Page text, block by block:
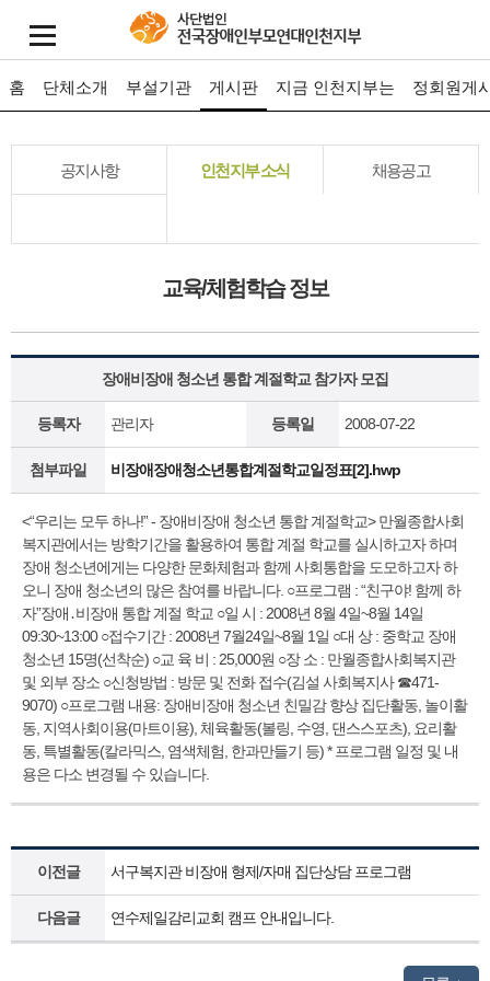
홈 단체소개 부설기관 게시판 지금 인천지부는 정회원게
공지사항 인천지부 소식 채용공고
교육/체험학습 정보
장애비장애 청소년 통합 계절학교 참가자 모집
등록자 관리자 등록일 2008-07-22
첨부파일 비장애장애청소년통합계절학교일정표[2].hwp
<“우리는 모두 하나!” - 장애비장애 청소년 통합 계절학교> 만월종합사회
복지관에서는 방학기간을 활용하여 통합 계절 학교를 실시하고자 하며
장애 청소년에게는 다양한 문화체험과 함께 사회통합을 도모하고자 하
오니 장애 청소년의 많은 참여를 바랍니다. ○프로그램 : “친구야! 함께 하
자”장애․비장애 통합 계절 학교 ○일 시 : 2008년 8월 4일~8월 14일
09:30~13:00 ○접수기간 : 2008년 7월24일~8월 1일 ○대 상 : 중학교 장애
청소년 15명(선착순) ○교 육 비 : 25,000원 ○장 소 : 만월종합사회복지관
및 외부 장소 ○신청방법 : 방문 및 전화 접수(김설 사회복지사 ☎471-
9070) ○프로그램 내용: 장애비장애 청소년 친밀감 향상 집단활동, 놀이활
동, 지역사회이용(마트이용), 체육활동(볼링, 수영, 댄스스포츠), 요리활
동, 특별활동(칼라믹스, 염색체험, 한과만들기 등) * 프로그램 일정 및 내
용은 다소 변경될 수 있습니다.
이전글 서구복지관 비장애 형제/자매 집단상담 프로그램
다음글 연수제일감리교회 캠프 안내입니다.